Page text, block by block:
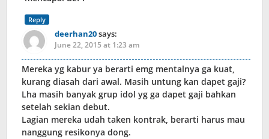
Reply
deerhan20says:
June 22, 2015 at 1:23 am
Mereka yg kabur ya berarti emg mentalnya ga kuat,
kurang diasah dari awal. Masih untung kan dapet gaji?
Lha masih banyak grup idol yg ga dapet gaji bahkan
setelah sekian debut.
Lagian mereka udah taken kontrak, berarti harus mau
nanggung resikonya dong.